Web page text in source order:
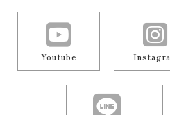
Youtube